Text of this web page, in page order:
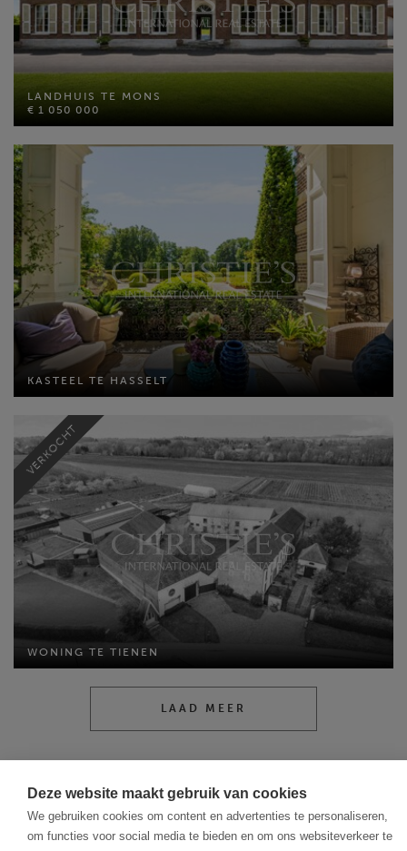
Deze website maakt gebruik van cookies
We gebruiken cookies om content en advertenties te personaliseren,
om functies voor social media te bieden en om ons websiteverkeer te
LANDHUIS TE MONS
€ 1 050 000
LANDHUIS TE MONS
€ 1 050 000
KASTEEL TE HASSELT
KASTEEL TE HASSELT
Bewoonbare opp: 1434 m²
Perceel opp: 58001 m²
Slaapkamers: 11
WONING TE TIENEN
VERKOCHT
WONING TE TIENEN
Bewoonbare opp: 772 m²
Perceel opp: 9385 m²
Slaapkamers: 6
LAAD MEER